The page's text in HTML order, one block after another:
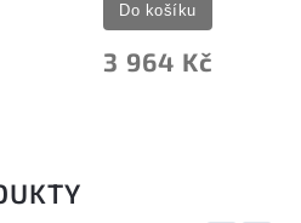
3 964 Kč
Do košíku